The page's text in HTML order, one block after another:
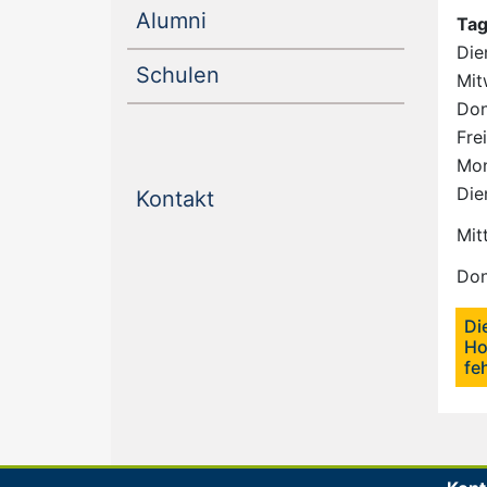
Alumni
Schulen
Kontakt(current)
Tag